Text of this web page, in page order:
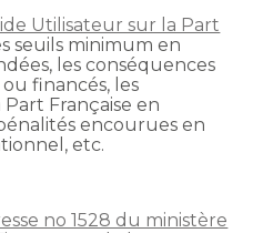
Utilisateur sur la Part
seuils minimum en
les conséquences
financés, les
Française en
encourues en
etc.
no 1528 du ministère